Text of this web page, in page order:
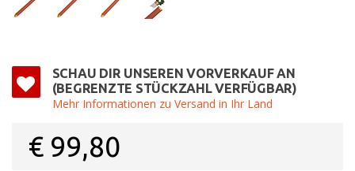
SCHAU DIR UNSEREN VORVERKAUF AN
(BEGRENZTE STÜCKZAHL VERFÜGBAR)
Mehr Informationen zu Versand in Ihr Land
€ 99,80